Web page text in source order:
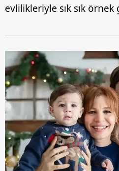
evlilikleriyle sık sık